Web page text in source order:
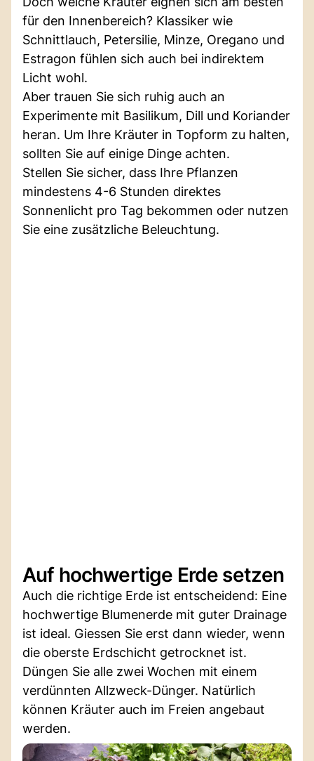
für den Innenbereich? Klassiker wie
Schnittlauch, Petersilie, Minze, Oregano und
Estragon fühlen sich auch bei indirektem
Licht wohl.
Aber trauen Sie sich ruhig auch an
Experimente mit Basilikum, Dill und Koriander
heran. Um Ihre Kräuter in Topform zu halten,
sollten Sie auf einige Dinge achten.
Stellen Sie sicher, dass Ihre Pflanzen
mindestens 4-6 Stunden direktes
Sonnenlicht pro Tag bekommen oder nutzen
Sie eine zusätzliche Beleuchtung.
Auf hochwertige Erde setzen
Auch die richtige Erde ist entscheidend: Eine
hochwertige Blumenerde mit guter Drainage
ist ideal. Giessen Sie erst dann wieder, wenn
die oberste Erdschicht getrocknet ist.
Düngen Sie alle zwei Wochen mit einem
verdünnten Allzweck-Dünger. Natürlich
können Kräuter auch im Freien angebaut
werden.